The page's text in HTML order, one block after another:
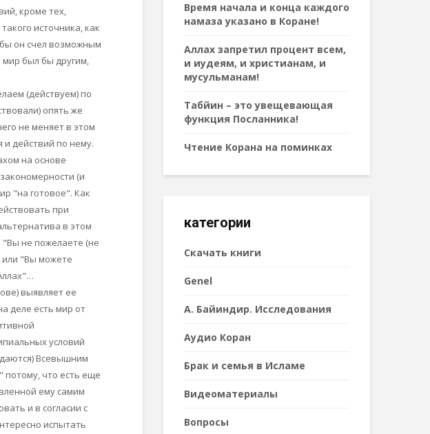
кроме тех,
источника, как
он счел возможным
мир был бы другим,
(действуем) по
опять же
не меняет в этом
действий по нему.
на основе
(и
"на готовое". Как
при
в этом
"Вы не пожелаете (не
или "Вы можете
выявляет ее
деле есть мир от
условий
Всевышним
потому, что есть еще
ему самим
и в согласии с
испытать
Время начала и конца каждого
намаза указано в Коране!
Аллах запретил процент всем,
и иудеям, и христианам, и
мусульманам!
Табйин – это увещевающая
функция Посланника!
Чтение Корана на поминках
категории
Cкачать книги
Genel
А. Байиндир. Исследования
Аудио Коран
Брак и семья в Исламе
Видеоматериалы
Вопросы